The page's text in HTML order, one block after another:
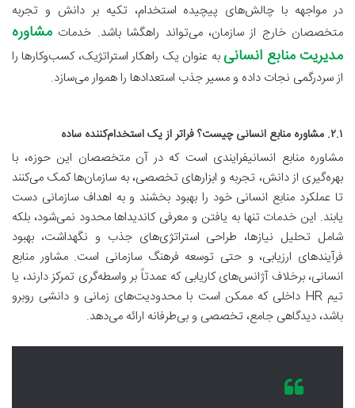
در مواجهه با چالش‌های پیچیده استخدام، تکیه بر دانش و تجربه
متخصصان خارج از سازمان، می‌تواند راهگشا باشد. خدمات مشاوره
مدیریت منابع انسانیبه عنوان یک راهکار استراتژیک، کسب‌وکارها را
از سردرگمی نجات داده و مسیر جذب استعدادها را هموار می‌سازد.
۲.۱. مشاوره منابع انسانی چیست؟ فراتر از یک استخدام‌کننده ساده
مشاوره منابع انسانیفرایندی است که در آن متخصصان این حوزه، با
بهره‌گیری از دانش، تجربه و ابزارهای تخصصی، به سازمان‌ها کمک می‌کنند
تا عملکرد منابع انسانی خود را بهبود بخشند و به اهداف سازمانی دست
یابند. این خدمات تنها به یافتن و معرفی کاندیداها محدود نمی‌شود، بلکه
شامل تحلیل نیازها، طراحی استراتژی‌های جذب و نگهداشت، بهبود
فرآیندهای ارزیابی، و حتی توسعه فرهنگ سازمانی است. مشاور منابع
انسانی، برخلاف آژانس‌های کاریابی که عمدتاً بر واسطه‌گری تمرکز دارند، یا
تیم HR داخلی که ممکن است با محدودیت‌های زمانی و دانشی روبرو
باشد، دیدگاهی جامع، تخصصی و بی‌طرفانه ارائه می‌دهد.